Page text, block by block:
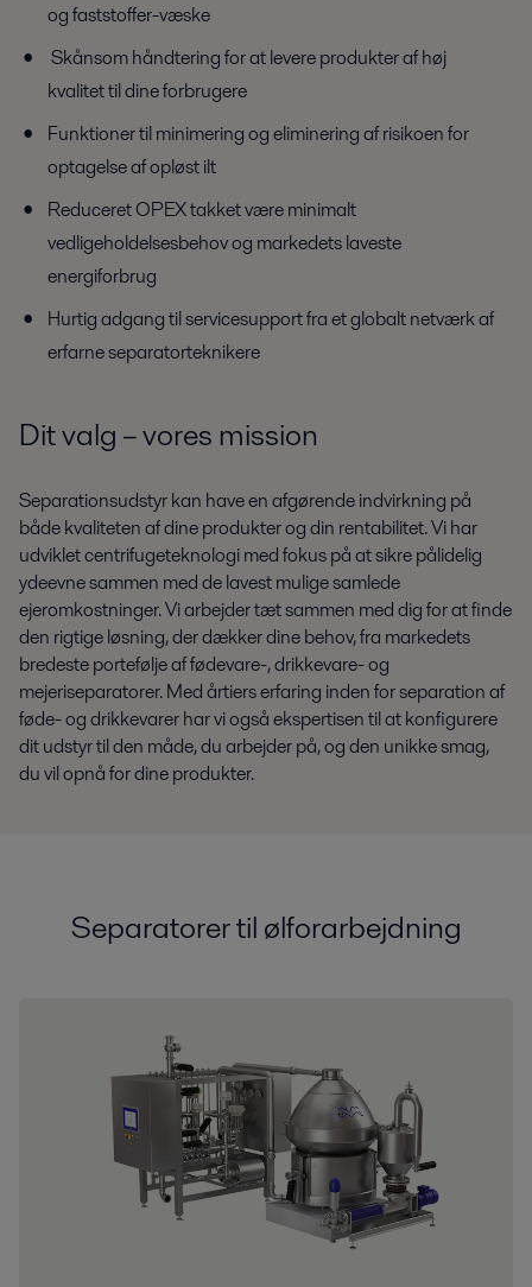
og faststoffer-væske
Skånsom håndtering for at levere produkter af høj
kvalitet til dine forbrugere
Funktioner til minimering og eliminering af risikoen for
optagelse af opløst ilt
Reduceret OPEX takket være minimalt
vedligeholdelsesbehov og markedets laveste
energiforbrug
Hurtig adgang til servicesupport fra et globalt netværk af
erfarne separatorteknikere
Dit valg – vores mission
Separationsudstyr kan have en afgørende indvirkning på
både kvaliteten af dine produkter og din rentabilitet. Vi har
udviklet centrifugeteknologi med fokus på at sikre pålidelig
ydeevne sammen med de lavest mulige samlede
ejeromkostninger. Vi arbejder tæt sammen med dig for at finde
den rigtige løsning, der dækker dine behov, fra markedets
bredeste portefølje af fødevare-, drikkevare- og
mejeriseparatorer. Med årtiers erfaring inden for separation af
føde- og drikkevarer har vi også ekspertisen til at konfigurere
dit udstyr til den måde, du arbejder på, og den unikke smag,
du vil opnå for dine produkter.
Separatorer til ølforarbejdning